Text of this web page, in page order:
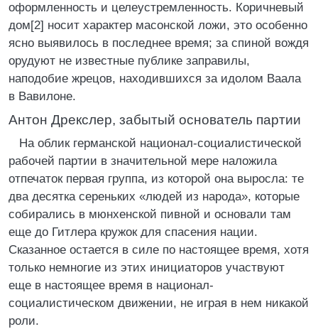
оформленность и целеустремленность. Коричневый
дом[2] носит характер масонской ложи, это особенно
ясно выявилось в последнее время; за спиной вождя
орудуют не известные публике заправилы,
наподобие жрецов, находившихся за идолом Ваала
в Вавилоне.
Антон Дрекслер, забытый основатель партии
На облик германской национал-социалистической
рабочей партии в значительной мере наложила
отпечаток первая группа, из которой она выросла: те
два десятка сереньких «людей из народа», которые
собирались в мюнхенской пивной и основали там
еще до Гитлера кружок для спасения нации.
Сказанное остается в силе по настоящее время, хотя
только немногие из этих инициаторов участвуют
еще в настоящее время в национал-
социалистическом движении, не играя в нем никакой
роли.